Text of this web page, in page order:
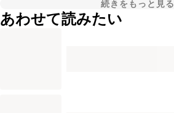
続きをもっと見る
あわせて読みたい